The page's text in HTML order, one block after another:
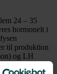
24 – 35
hormonelt i
til produktion
og LH